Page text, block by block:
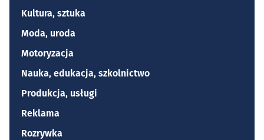
Kultura, sztuka
Moda, uroda
Motoryzacja
Nauka, edukacja, szkolnictwo
Produkcja, usługi
Reklama
Rozrywka